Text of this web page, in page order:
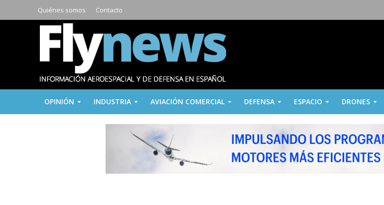
Quiénes somos Contacto
OPINIÓN INDUSTRIA AVIACIÓN COMERCIAL DEFENSA ESPACIO DRONES